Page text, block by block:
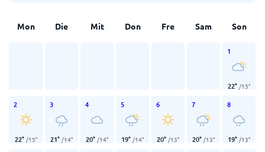
Mon Die Mit Don Fre Sam Son
1
22° /15°
2
22° /15°
3
21° /14°
4
20° /14°
5
19° /14°
6
20° /13°
7
20° /13°
8
19° /13°